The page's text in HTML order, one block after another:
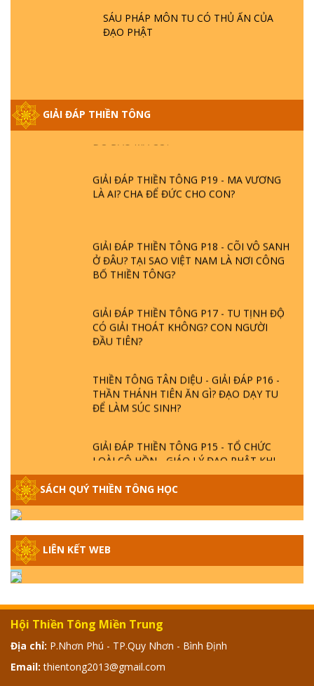
SÁU PHÁP MÔN TU CÓ THỦ ẤN CỦA
ĐẠO PHẬT
GIẢI ĐÁP THIỀN TÔNG
GIẢI ĐÁP VỀ LỄ TIỄN THIỀN TÔNG SƯ
GIẢI ĐÁP THIỀN TÔNG ĐẶC BIỆT PHẦN 20
- BÁC NGUYỄN NHÂN LÀ AI? PHIỀN NÃO
DO ĐÂU MÀ CÓ?
GIẢI ĐÁP THIỀN TÔNG P19 - MA VƯƠNG
LÀ AI? CHA ĐỂ ĐỨC CHO CON?
GIẢI ĐÁP THIỀN TÔNG P18 - CÕI VÔ SANH
Ở ĐÂU? TẠI SAO VIỆT NAM LÀ NƠI CÔNG
BỐ THIỀN TÔNG?
GIẢI ĐÁP THIỀN TÔNG P17 - TU TỊNH ĐỘ
CÓ GIẢI THOÁT KHÔNG? CON NGƯỜI
ĐẦU TIÊN?
THIỀN TÔNG TÂN DIỆU - GIẢI ĐÁP P16 -
THẦN THÁNH TIÊN ĂN GÌ? ĐẠO DẠY TU
ĐỂ LÀM SÚC SINH?
GIẢI ĐÁP THIỀN TÔNG P15 - TỔ CHỨC
LOÀI CÔ HỒN - GIÁO LÝ ĐẠO PHẬT KHI
GIẢI ĐÁP THIỀN TÔNG ĐẶC BIỆT - P14 -
NGUỒN GỐC ÂM LỊCH DƯƠNG LỊCH -
TẦNG BÌNH LƯU LỚN ĐẾN ĐÂU
CON NGƯỜI TU THÀNH PHẬT ĐƯỢC
SỰ THẬT VỀ ĐẠI HỒNG THỦY? TRỜI ĐÁNH
THÁNH ĐÂM THẦN VẶN HỌNG?
SÁCH QUÝ THIỀN TÔNG HỌC
LIÊN KẾT WEB
Hội Thiền Tông Miền Trung
Địa chỉ: P.Nhơn Phú - TP.Quy Nhơn - Bình Định
Email: thientong2013@gmail.com